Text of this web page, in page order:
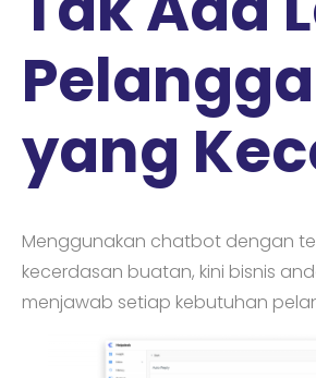
yang
Menggunakan chatbot dengan
kecerdasan buatan, kini bisnis
menjawab setiap kebutuhan